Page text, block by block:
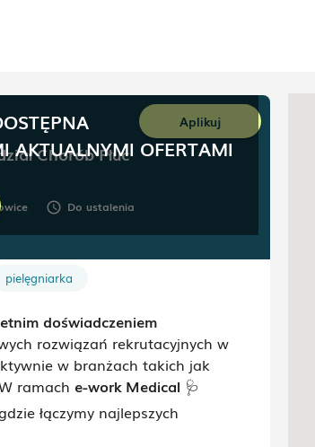
AKTUALNYMI OFERTAMI
Aplikuj
Chorób Płuc
schedule Do ustalenia
pielęgniarka
doświadczeniem
rozwiązań rekrutacyjnych w
w branżach takich jak
ramach e-work Medical 🩺
łączymy najlepszych